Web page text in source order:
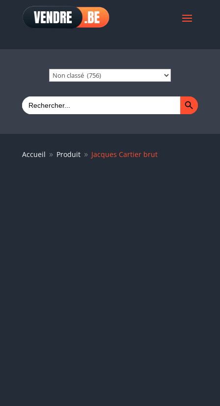
Search
for:
Search Button
Accueil 9 Produit 9 Jacques Cartier brut